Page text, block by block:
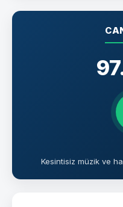
Kesintisiz müzik ve